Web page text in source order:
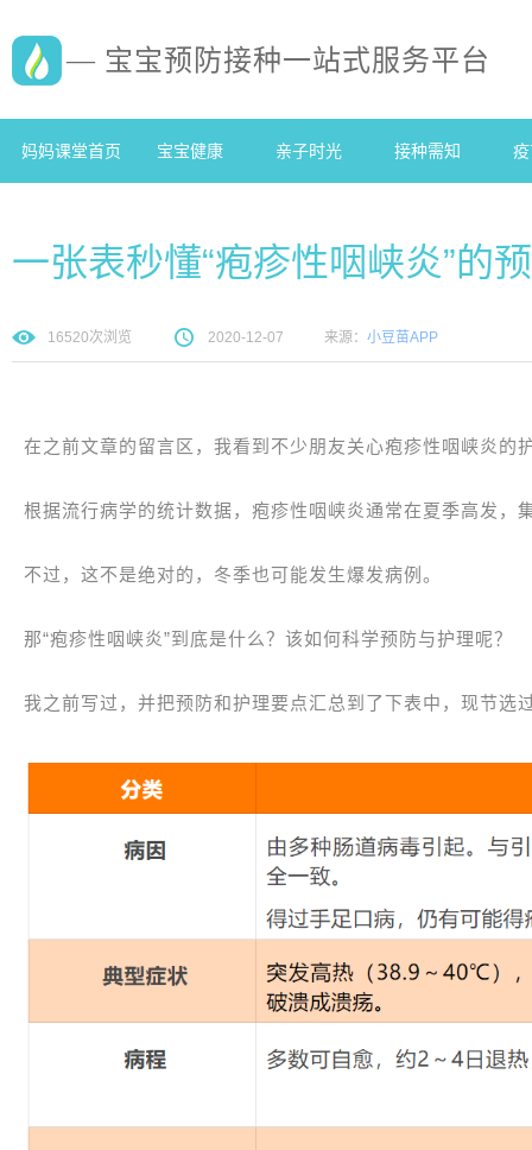
— 宝宝预防接种一站式服务平台
妈妈课堂首页 宝宝健康 亲子时光 接种需知
一张表秒懂“疱疹性咽峡炎”的
16520次浏览 2020-12-07 来源： 小豆苗APP
在之前文章的留言区，我看到不少朋友关心疱疹性咽峡炎的
根据流行病学的统计数据，疱疹性咽峡炎通常在夏季高发，
不过，这不是绝对的，冬季也可能发生爆发病例。
那“疱疹性咽峡炎”到底是什么？该如何科学预防与护理呢？
我之前写过，并把预防和护理要点汇总到了下表中，现节选